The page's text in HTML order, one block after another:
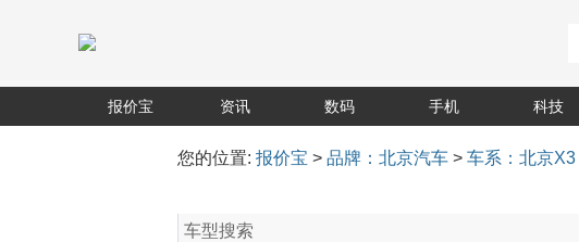
报价宝 资讯 数码 手机 科技
您的位置:报价宝 >品牌：北京汽车 >车系：北京X3
车型搜索